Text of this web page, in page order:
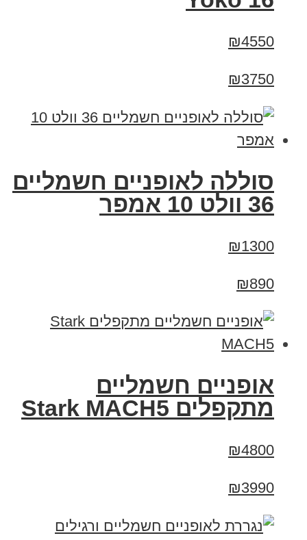
₪4550
₪3750
סוללה לאופניים חשמליים
36 וולט 10 אמפר
₪1300
₪890
‏אופניים חשמליים
‏מתקפלים Stark MACH5
₪4800
₪3990